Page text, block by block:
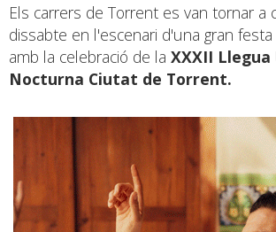
Els carrers de Torrent es van tornar a
dissabte en l'escenari d'una gran
amb la celebració de la XXXII Llegua
Nocturna Ciutat de Torrent.